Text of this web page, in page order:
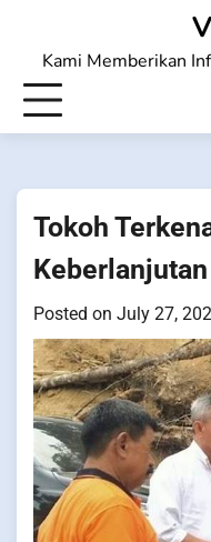
contentKami Memberikan
Tokoh
Keberlanjutan
Posted on July 27,